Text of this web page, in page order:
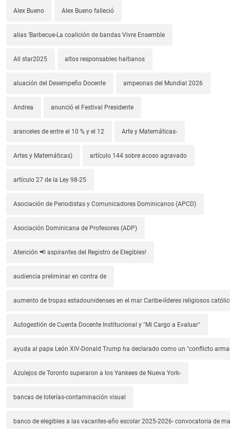
Alex Bueno Alex Bueno falleció
alias ‘Barbecue-La coalición de bandas Vivre Ensemble
All star2025 altos responsables haitianos
aluación del Desempeño Docente ampeonas del Mundial 2026
Andrea anunció el Festival Presidente
aranceles de entre el 10 % y el 12 Arte y Matemáticas-
Artes y Matemáticas) artículo 144 sobre acoso agravado
artículo 27 de la Ley 98-25
Asociación de Periodistas y Comunicadores Dominicanos (APCD)
Asociación Dominicana de Profesores (ADP)
Atención 📢 aspirantes del Registro de Elegibles!
audiencia preliminar en contra de
aumento de tropas estadounidenses en el mar Caribe-líderes religiosos
Autogestión de Cuenta Docente Institucional y "Mi Cargo a Evaluar"
ayuda al papa León XIV-Donald Trump ha declarado como un "conflicto
Azulejos de Toronto superaron a los Yankees de Nueva York-
bancas de loterías-contaminación visual
banco de elegibles a las vacantes-año escolar 2025-2026- convocatoria de